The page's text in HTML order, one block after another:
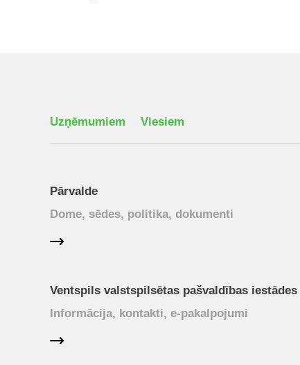
Uzņēmumiem Viesiem
Pārvalde
Dome, sēdes, politika, dokumenti
Ventspils valstspilsētas pašvaldības iestādes
Informācija, kontakti, e-pakalpojumi